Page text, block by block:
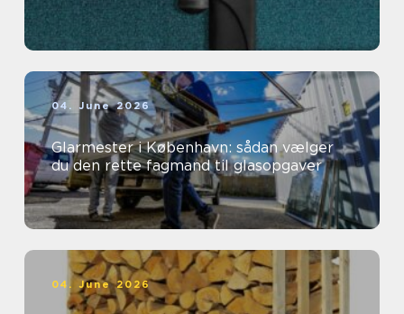
04. June 2026
Glarmester i København: sådan vælger
du den rette fagmand til glasopgaver
04. June 2026